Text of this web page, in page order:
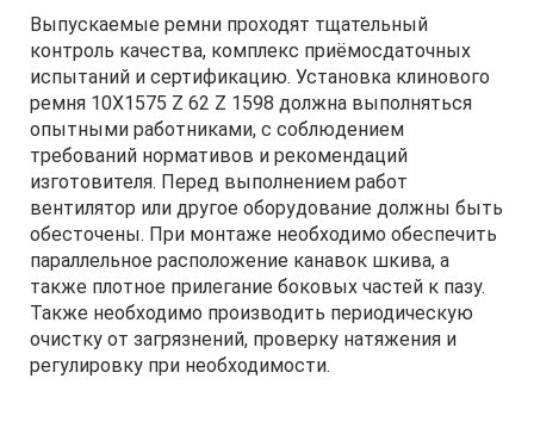
Выпускаемые ремни проходят тщательный
контроль качества, комплекс приёмосдаточных
испытаний и сертификацию. Установка клинового
ремня 10Х1575 Z 62 Z 1598 должна выполняться
опытными работниками, с соблюдением
требований нормативов и рекомендаций
изготовителя. Перед выполнением работ
вентилятор или другое оборудование должны быть
обесточены. При монтаже необходимо обеспечить
параллельное расположение канавок шкива, а
также плотное прилегание боковых частей к пазу.
Также необходимо производить периодическую
очистку от загрязнений, проверку натяжения и
регулировку при необходимости.